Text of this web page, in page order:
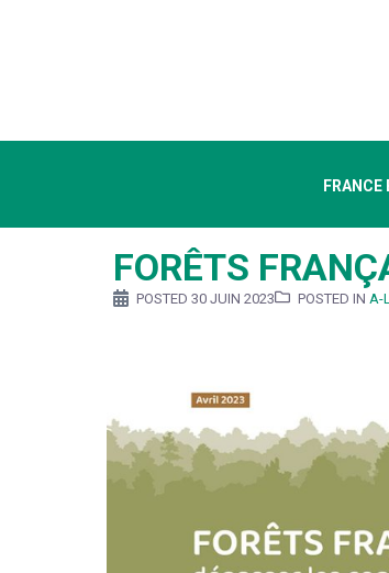
FRANCE
FORÊTS
POSTED 30 JUIN 2023 POSTED IN A-